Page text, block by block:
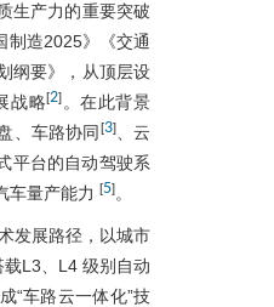
生产力的重要突破
制造2025》《交通
纲要》，从顶层设
战略[2] 。在此背景
、车路协同 [3]、云
平台的自动驾驶系
车量产能力 [5]。
发展路径，以城市
L3、L4 级别自动
“车路云一体化”技